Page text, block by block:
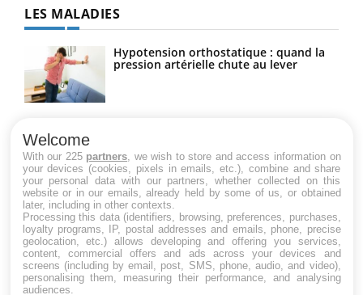
LES MALADIES
Hypotension orthostatique : quand la
pression artérielle chute au lever
Maladie de Charcot (Sclérose latérale
amyotrophique)
Welcome
With our 225 partners , we wish to store and access information on
your devices (cookies, pixels in emails, etc.), combine and share
your personal data with our partners, whether collected on this
website or in our emails, already held by some of us, or obtained
later, including in other contexts.
Processing this data (identifiers, browsing, preferences, purchases,
loyalty programs, IP, postal addresses and emails, phone, precise
geolocation, etc.) allows developing and offering you services,
content, commercial offers and ads across your devices and
screens (including by email, post, SMS, phone, audio, and video),
personalising them, measuring their performance, and analysing
audiences.